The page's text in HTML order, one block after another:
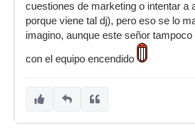
cuestiones de marketing o intentar a
porque viene tal dj), pero eso se lo
imagino, aunque este señor
con el equipo encendido